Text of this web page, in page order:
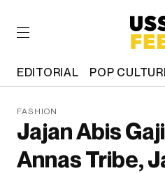
EDITORIAL POP
FASHION
Jajan Abis
Annas Tribe,